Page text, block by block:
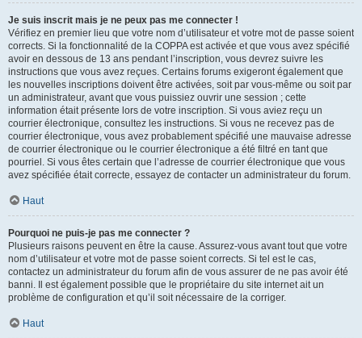
Je suis inscrit mais je ne peux pas me connecter !
Vérifiez en premier lieu que votre nom d’utilisateur et votre mot de passe soient
corrects. Si la fonctionnalité de la COPPA est activée et que vous avez spécifié
avoir en dessous de 13 ans pendant l’inscription, vous devrez suivre les
instructions que vous avez reçues. Certains forums exigeront également que
les nouvelles inscriptions doivent être activées, soit par vous-même ou soit par
un administrateur, avant que vous puissiez ouvrir une session ; cette
information était présente lors de votre inscription. Si vous aviez reçu un
courrier électronique, consultez les instructions. Si vous ne recevez pas de
courrier électronique, vous avez probablement spécifié une mauvaise adresse
de courrier électronique ou le courrier électronique a été filtré en tant que
pourriel. Si vous êtes certain que l’adresse de courrier électronique que vous
avez spécifiée était correcte, essayez de contacter un administrateur du forum.
Haut
Pourquoi ne puis-je pas me connecter ?
Plusieurs raisons peuvent en être la cause. Assurez-vous avant tout que votre
nom d’utilisateur et votre mot de passe soient corrects. Si tel est le cas,
contactez un administrateur du forum afin de vous assurer de ne pas avoir été
banni. Il est également possible que le propriétaire du site internet ait un
problème de configuration et qu’il soit nécessaire de la corriger.
Haut